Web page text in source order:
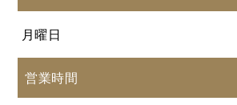
月曜日
営業時間